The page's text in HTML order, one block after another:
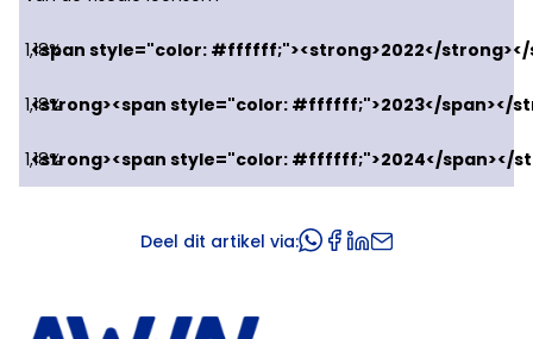
1,18%
1,18%
1,18%
Deel dit artikel via: